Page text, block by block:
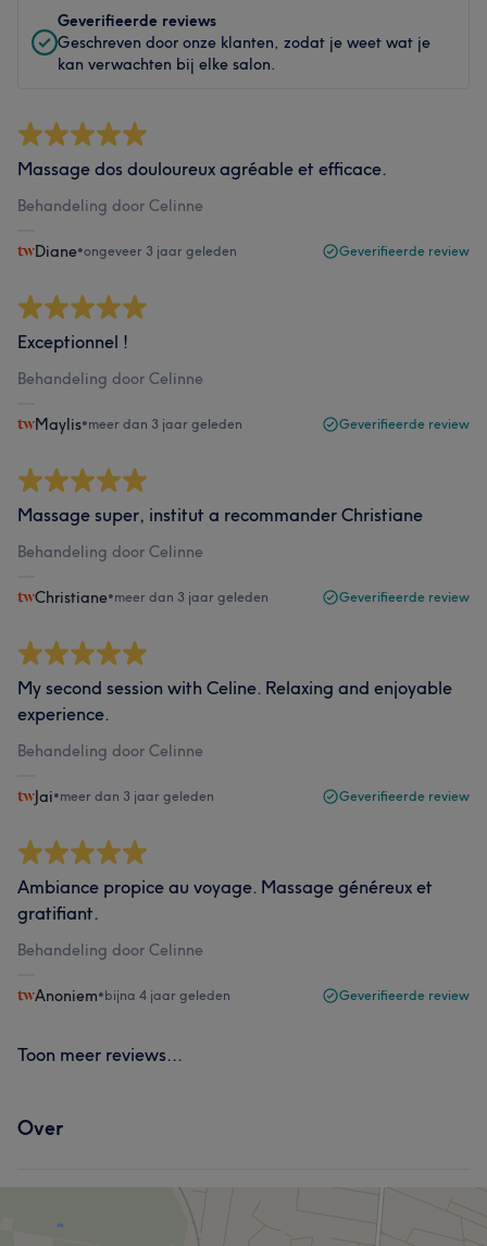
Geverifieerde reviews
Geschreven door onze klanten, zodat je weet wat je
kan verwachten bij elke salon.
Massage dos douloureux agréable et efficace.
Behandeling door Celinne
Diane•ongeveer 3 jaar geleden Geverifieerde review
Exceptionnel !
Behandeling door Celinne
Maylis•meer dan 3 jaar geleden Geverifieerde review
Massage super, institut a recommander Christiane
Behandeling door Celinne
Christiane•meer dan 3 jaar geleden Geverifieerde review
My second session with Celine. Relaxing and enjoyable
experience.
Behandeling door Celinne
Jai•meer dan 3 jaar geleden Geverifieerde review
Ambiance propice au voyage. Massage généreux et
gratifiant.
Behandeling door Celinne
Anoniem•bijna 4 jaar geleden Geverifieerde review
Toon meer reviews...
Over